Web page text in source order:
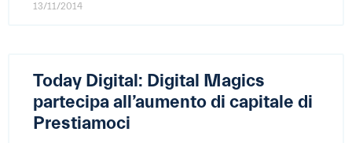
13/11/2014
Today Digital: Digital Magics
partecipa all’aumento di capitale di
Prestiamoci